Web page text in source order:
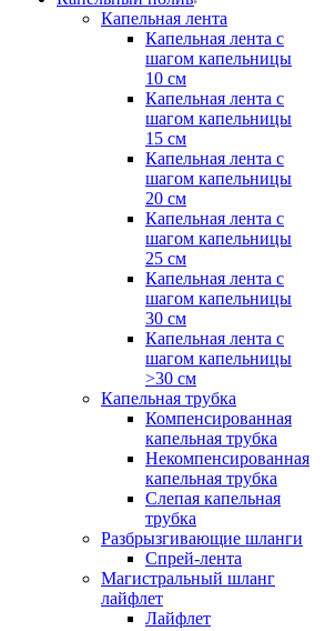
Капельная лента
Капельная лента с
шагом капельницы
10 см
Капельная лента с
шагом капельницы
15 см
Капельная лента с
шагом капельницы
20 см
Капельная лента с
шагом капельницы
25 см
Капельная лента с
шагом капельницы
30 см
Капельная лента с
шагом капельницы
>30 см
Капельная трубка
Компенсированная
капельная трубка
Некомпенсированная
капельная трубка
Слепая капельная
трубка
Разбрызгивающие шланги
Спрей-лента
Магистральный шланг
лайфлет
Лайфлет